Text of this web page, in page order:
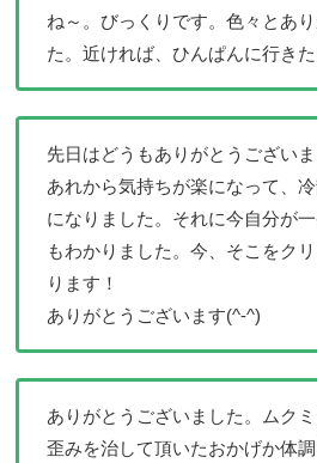
ね～。びっくりです。色々とあ
た。近ければ、ひんぱんに行き
先日はどうもありがとうござい
あれから気持ちが楽になって、
になりました。それに今自分が
もわかりました。今、そこをク
ります！
ありがとうございます(^-^)
ありがとうございました。ムクミ
歪みを治して頂いたおかげか体調